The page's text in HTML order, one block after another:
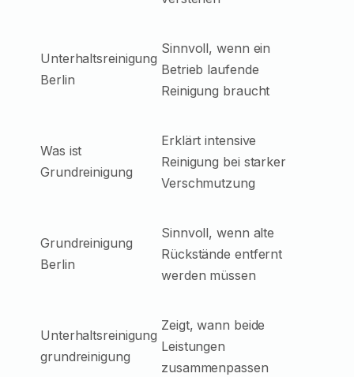
Unterhaltsreinigung
Berlin
Sinnvoll, wenn ein
Betrieb laufende
Reinigung braucht
Was ist
Grundreinigung
Erklärt intensive
Reinigung bei starker
Verschmutzung
Grundreinigung
Berlin
Sinnvoll, wenn alte
Rückstände entfernt
werden müssen
Unterhaltsreinigung
grundreinigung
Zeigt, wann beide
Leistungen
zusammenpassen